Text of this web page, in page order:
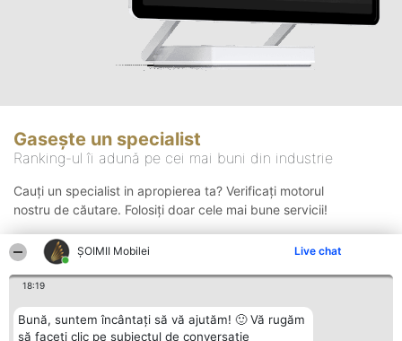
ȘOIMII Mobilei Live chat
18:19
Bună, suntem încântați să vă ajutăm! 🙂 Vă rugăm
să faceți clic pe subiectul de conversație
Gasește un specialist
Ranking-ul îi adună pe cei mai buni din industrie
Cauți un specialist in apropierea ta? Verificați motorul
nostru de căutare. Folosiți doar cele mai bune servicii!